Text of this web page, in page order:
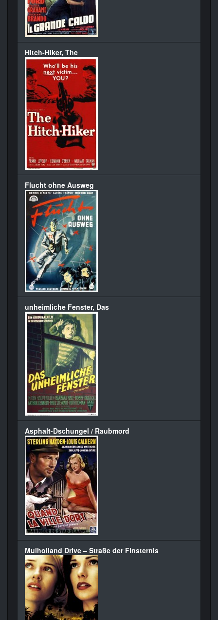
Hitch-Hiker, The
Flucht ohne Ausweg
unheimliche Fenster, Das
Asphalt-Dschungel / Raubmord
Mulholland Drive – Straße der Finsternis